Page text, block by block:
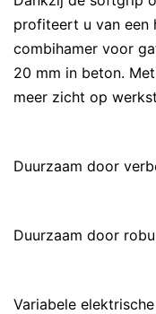
profiteert u van een
combihamer voor
20 mm in beton.
meer zicht op
Duurzaam door
Duurzaam door
Variabele